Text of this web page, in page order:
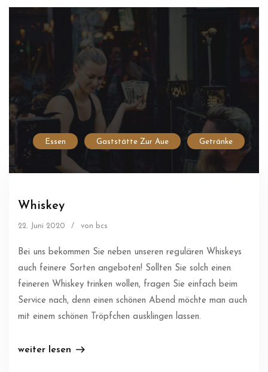
Essen Gaststätte Zur Aue Getränke
Whiskey
22. Juni 2020 / von bcs
Bei uns bekommen Sie neben unseren regulären Whiskeys
auch feinere Sorten angeboten! Sollten Sie solch einen
feineren Whiskey trinken wollen, fragen Sie einfach beim
Service nach, denn einen schönen Abend möchte man auch
mit einem schönen Tröpfchen ausklingen lassen.
weiter lesen